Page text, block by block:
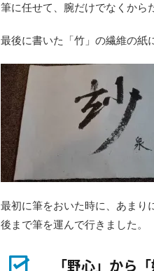
筆に任せて、腕だけでなくから
最後に書いた「竹」の繊維の紙
最初に筆をおいた時に、あまり
後まで筆を運んで行きました。
「野心」から